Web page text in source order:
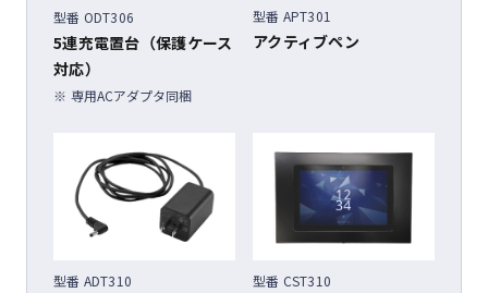
型番 ODT306
5連充電置台（保護ケース
対応）
専用ACアダプタ同梱
型番 APT301
アクティブペン
型番 ADT310 型番 CST310